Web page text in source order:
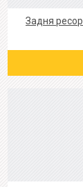
Задня